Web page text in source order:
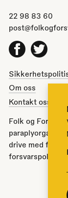
22 98 83 60
Facebook
Twitter
Om oss
Kontakt oss
Folk og Forsvar
drive med
forsvarspolitikk.